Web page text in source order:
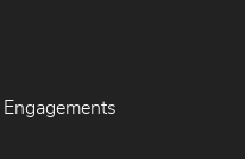
Engagements